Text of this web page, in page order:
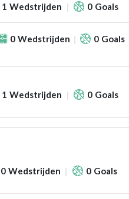
1 Wedstrijden 0 Goals
0 Wedstrijden 0 Goals
1 Wedstrijden 0 Goals
0 Wedstrijden 0 Goals